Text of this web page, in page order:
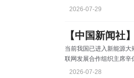
火电转型树立了“绿色
2026-07-29
当前我国已进入新能源
联网发展合作组织主席
术，提升电网控制运行
2026-07-28